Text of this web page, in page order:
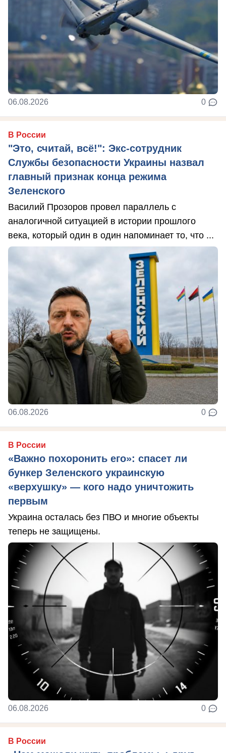
06.08.2026 0
В России
"Это, считай, всё!": Экс-сотрудник
Службы безопасности Украины назвал
главный признак конца режима
Зеленского
Василий Прозоров провел параллель с
аналогичной ситуацией в истории прошлого
века, который один в один напоминает то, что ...
06.08.2026 0
В России
«Важно похоронить его»: спасет ли
бункер Зеленского украинскую
«верхушку» — кого надо уничтожить
первым
Украина осталась без ПВО и многие объекты
теперь не защищены.
06.08.2026 0
В России